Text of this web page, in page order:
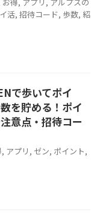
活, 招待コード, 歩数, 紹
で歩いてポイ
を貯める！ポイ
意点・招待コー
, アプリ , ゼン, ポイント,